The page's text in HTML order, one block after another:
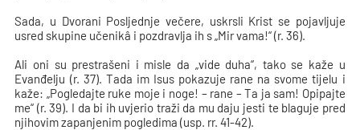
Sada, u Dvorani Posljednje večere, uskrsli Krist se pojavljuje
usred skupine učenikâ i pozdravlja ih s „Mir vama!“ (r. 36).
Ali oni su prestrašeni i misle da „vide duha“, tako se kaže u
Evanđelju (r. 37). Tada im Isus pokazuje rane na svome tijelu i
kaže: „Pogledajte ruke moje i noge! – rane – Ta ja sam! Opipajte
me“ (r. 39). I da bi ih uvjerio traži da mu daju jesti te blaguje pred
njihovim zapanjenim pogledima (usp. rr. 41-42).